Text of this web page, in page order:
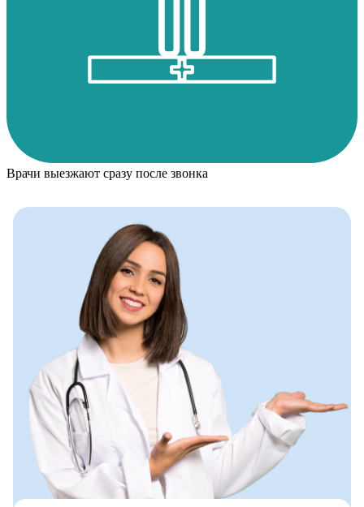
Врачи выезжают сразу после звонка